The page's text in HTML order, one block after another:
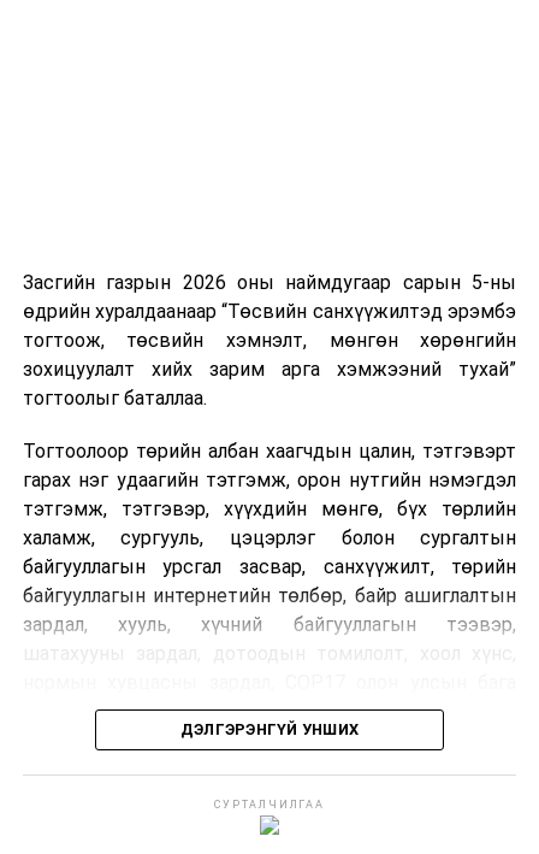
Шинэ хууль Францын зах зээлд үйлчилдэг гадаадын
дуудлагын төвүүдэд нөлөөлөхөөр байна. Тухайлбал,
Мароккогийн дуудлагын төвүүдийн орлогын 80 гаруй
хувь Францын зах зээлээс бүрддэг бөгөөд тус улсын
40–50 мянган ажлын байр эрсдэлд орж болзошгүйг
Засгийн газрын 2026 оны наймдугаар сарын 5-ны
өдрийн хуралдаанаар “Төсвийн санхүүжилтэд эрэмбэ
тогтоож, төсвийн хэмнэлт, мөнгөн хөрөнгийн
зохицуулалт хийх зарим арга хэмжээний тухай”
тогтоолыг баталлаа.
Тогтоолоор төрийн албан хаагчдын цалин, тэтгэвэрт
гарах нэг удаагийн тэтгэмж, орон нутгийн нэмэгдэл
тэтгэмж, тэтгэвэр, хүүхдийн мөнгө, бүх төрлийн
халамж, сургууль, цэцэрлэг болон сургалтын
байгууллагын урсгал засвар, санхүүжилт, төрийн
байгууллагын интернетийн төлбөр, байр ашиглалтын
зардал, хууль, хүчний байгууллагын тээвэр,
хурлын зардал, Засгийн газрын өр, орон нутгийн нөөц
хөрөнгийн санхүүжилтийг хэвийн үргэлжлүүлэхээр
шийдвэрлэжээ.
Харин дараах зардлыг хязгаарлахаар болсон байна.
ДЭЛГЭРЭНГҮЙ УНШИХ
СУРТАЛЧИЛГАА